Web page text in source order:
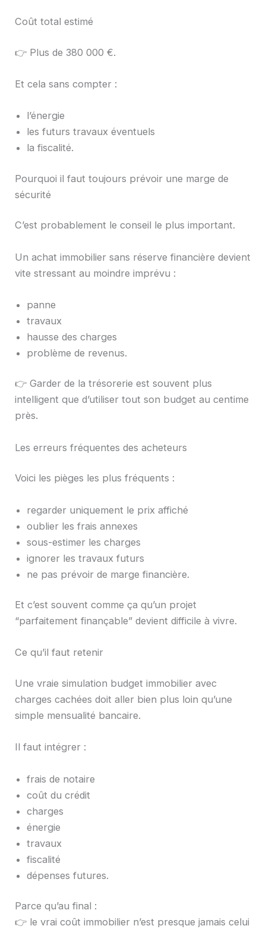
Coût total estimé
👉 Plus de 380 000 €.
Et cela sans compter :
l’énergie
les futurs travaux éventuels
la fiscalité.
Pourquoi il faut toujours prévoir une marge de
sécurité
C’est probablement le conseil le plus important.
Un achat immobilier sans réserve financière devient
vite stressant au moindre imprévu :
panne
travaux
hausse des charges
problème de revenus.
👉 Garder de la trésorerie est souvent plus
intelligent que d’utiliser tout son budget au centime
près.
Les erreurs fréquentes des acheteurs
Voici les pièges les plus fréquents :
regarder uniquement le prix affiché
oublier les frais annexes
sous-estimer les charges
ignorer les travaux futurs
ne pas prévoir de marge financière.
Et c’est souvent comme ça qu’un projet
“parfaitement finançable” devient difficile à vivre.
Ce qu’il faut retenir
Une vraie simulation budget immobilier avec
charges cachées doit aller bien plus loin qu’une
simple mensualité bancaire.
Il faut intégrer :
frais de notaire
coût du crédit
charges
énergie
travaux
fiscalité
dépenses futures.
Parce qu’au final :
👉 le vrai coût immobilier n’est presque jamais celui